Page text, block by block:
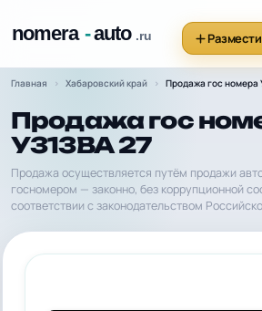
Главная Хабаровский край Продажа гос номера
Продажа гос
У313ВА 27
Продажа осуществляется путём продажи
госномером — законно, без коррупционной
соответствии с законодательством